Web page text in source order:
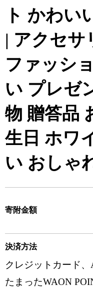
ト かわい
| アクセサ
ファッシ
い プレゼ
物 贈答品
生日 ホワ
い おしゃ
寄附金額
決済方法
クレジットカード
たまったWAON